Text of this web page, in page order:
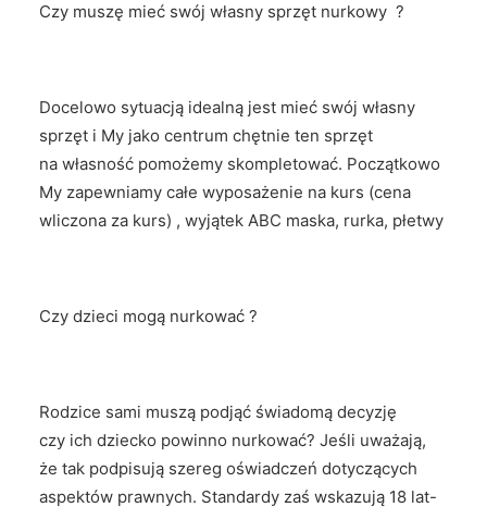
Czy muszę mieć swój własny sprzęt nurkowy ?
Docelowo sytuacją idealną jest mieć swój własny
sprzęt i My jako centrum chętnie ten sprzęt
na własność pomożemy skompletować. Początkowo
My zapewniamy całe wyposażenie na kurs (cena
wliczona za kurs) , wyjątek ABC maska, rurka, płetwy
Czy dzieci mogą nurkować ?
Rodzice sami muszą podjąć świadomą decyzję
czy ich dziecko powinno nurkować? Jeśli uważają,
że tak podpisują szereg oświadczeń dotyczących
aspektów prawnych. Standardy zaś wskazują 18 lat-